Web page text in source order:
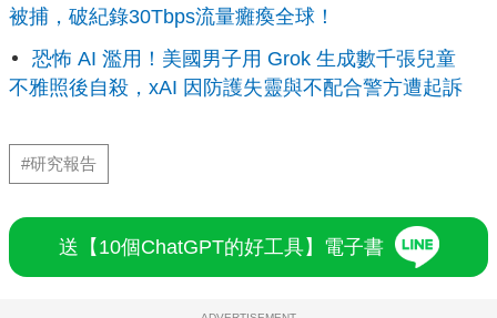
被捕，破紀錄30Tbps流量癱瘓全球！
恐怖 AI 濫用！美國男子用 Grok 生成數千張兒童
不雅照後自殺，xAI 因防護失靈與不配合警方遭起訴
#研究報告
送【10個ChatGPT的好工具】電子書